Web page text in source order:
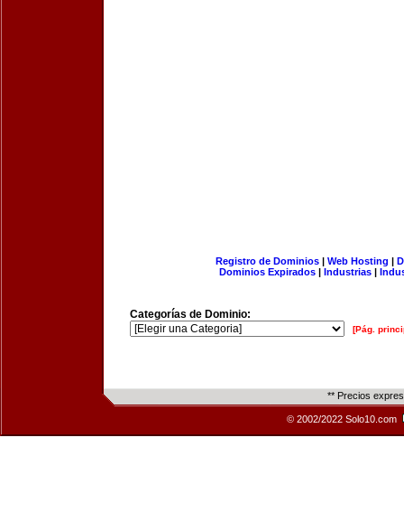
Registro de Dominios| Web Hosting |
Dominios Expirados | Industrias |
Categorías de Dominio:
[Pág.
** Precios
© 2002/2022 Solo10.com